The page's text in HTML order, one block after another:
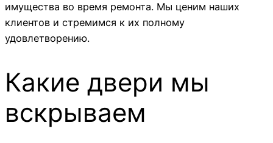
имущества во время ремонта. Мы ценим наших
клиентов и стремимся к их полному
удовлетворению.
Какие двери мы
вскрываем